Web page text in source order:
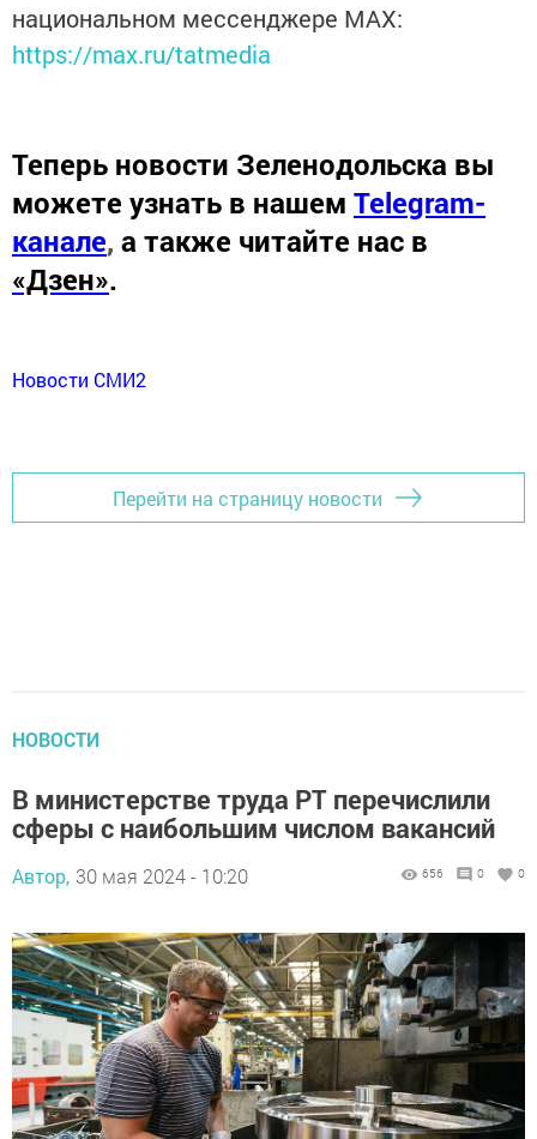
национальном мессенджере MАХ:
https://max.ru/tatmedia
Теперь новости Зеленодольска вы
можете узнать в нашем Telegram-
канале, а также читайте нас в
«Дзен».
Новости СМИ2
Перейти на страницу новости
НОВОСТИ
В министерстве труда РТ перечислили
сферы с наибольшим числом вакансий
Автор, 30 мая 2024 - 10:20 656 0 0